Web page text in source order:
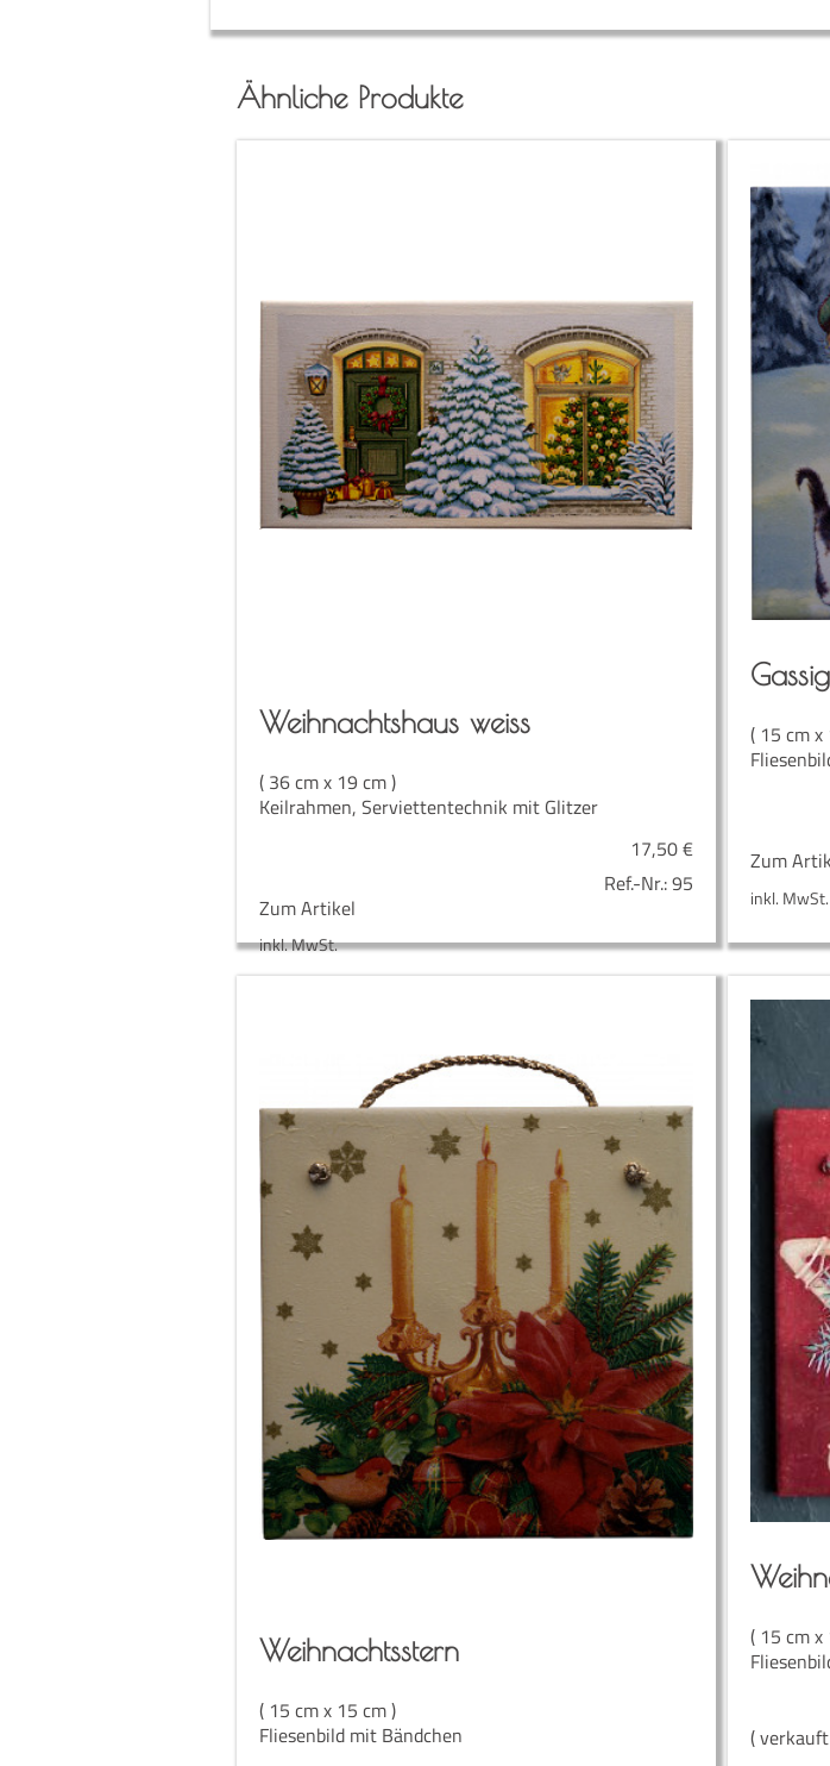
Ähnliche Produkte
Weih­nachts­haus weiss
( 36 cm x 19 cm )
Keilrahmen, Serviettentechnik mit Glitzer
17,50€
Ref.-Nr.:95
Zum Artikel
inkl. MwSt.
( 15 cm x
Zum
inkl. MwSt.
Weih­nachts­stern
( 15 cm x 15 cm )
Fliesenbild mit Bändchen
( 15 cm x
(